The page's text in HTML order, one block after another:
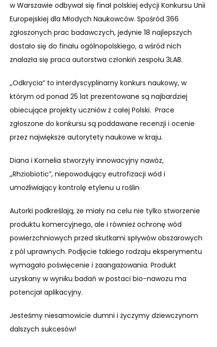
w Warszawie odbywał się finał polskiej edycji Konkursu Unii
Europejskiej dla Młodych Naukowców. Spośród 366
zgłoszonych prac badawczych, jedynie 18 najlepszych
dostało się do finału ogólnopolskiego, a wśród nich
znalazła się praca autorstwa członkiń zespołu 3LAB.
,,Odkrycia” to interdyscyplinarny konkurs naukowy, w
którym od ponad 25 lat prezentowane są najbardziej
obiecujące projekty uczniów z całej Polski. Prace
zgłoszone do konkursu są poddawane recenzji i ocenie
przez największe autorytety naukowe w kraju.
Diana i Kornelia stworzyły innowacyjny nawóz,
,,Rhziobiotic”, niepowodujący eutrofizacji wód i
umożliwiający kontrolę etylenu u roślin
Autorki podkreślają, że miały na celu nie tylko stworzenie
produktu komercyjnego, ale i również ochronę wód
powierzchniowych przed skutkami spływów obszarowych
z pól uprawnych. Podjęcie takiego rodzaju eksperymentu
wymagało poświęcenie i zaangażowania. Produkt
uzyskany w wyniku badań w postaci bio-nawozu ma
potencjał aplikacyjny.
Jesteśmy niesamowicie dumni i życzymy dziewczynom
dalszych sukcesów!